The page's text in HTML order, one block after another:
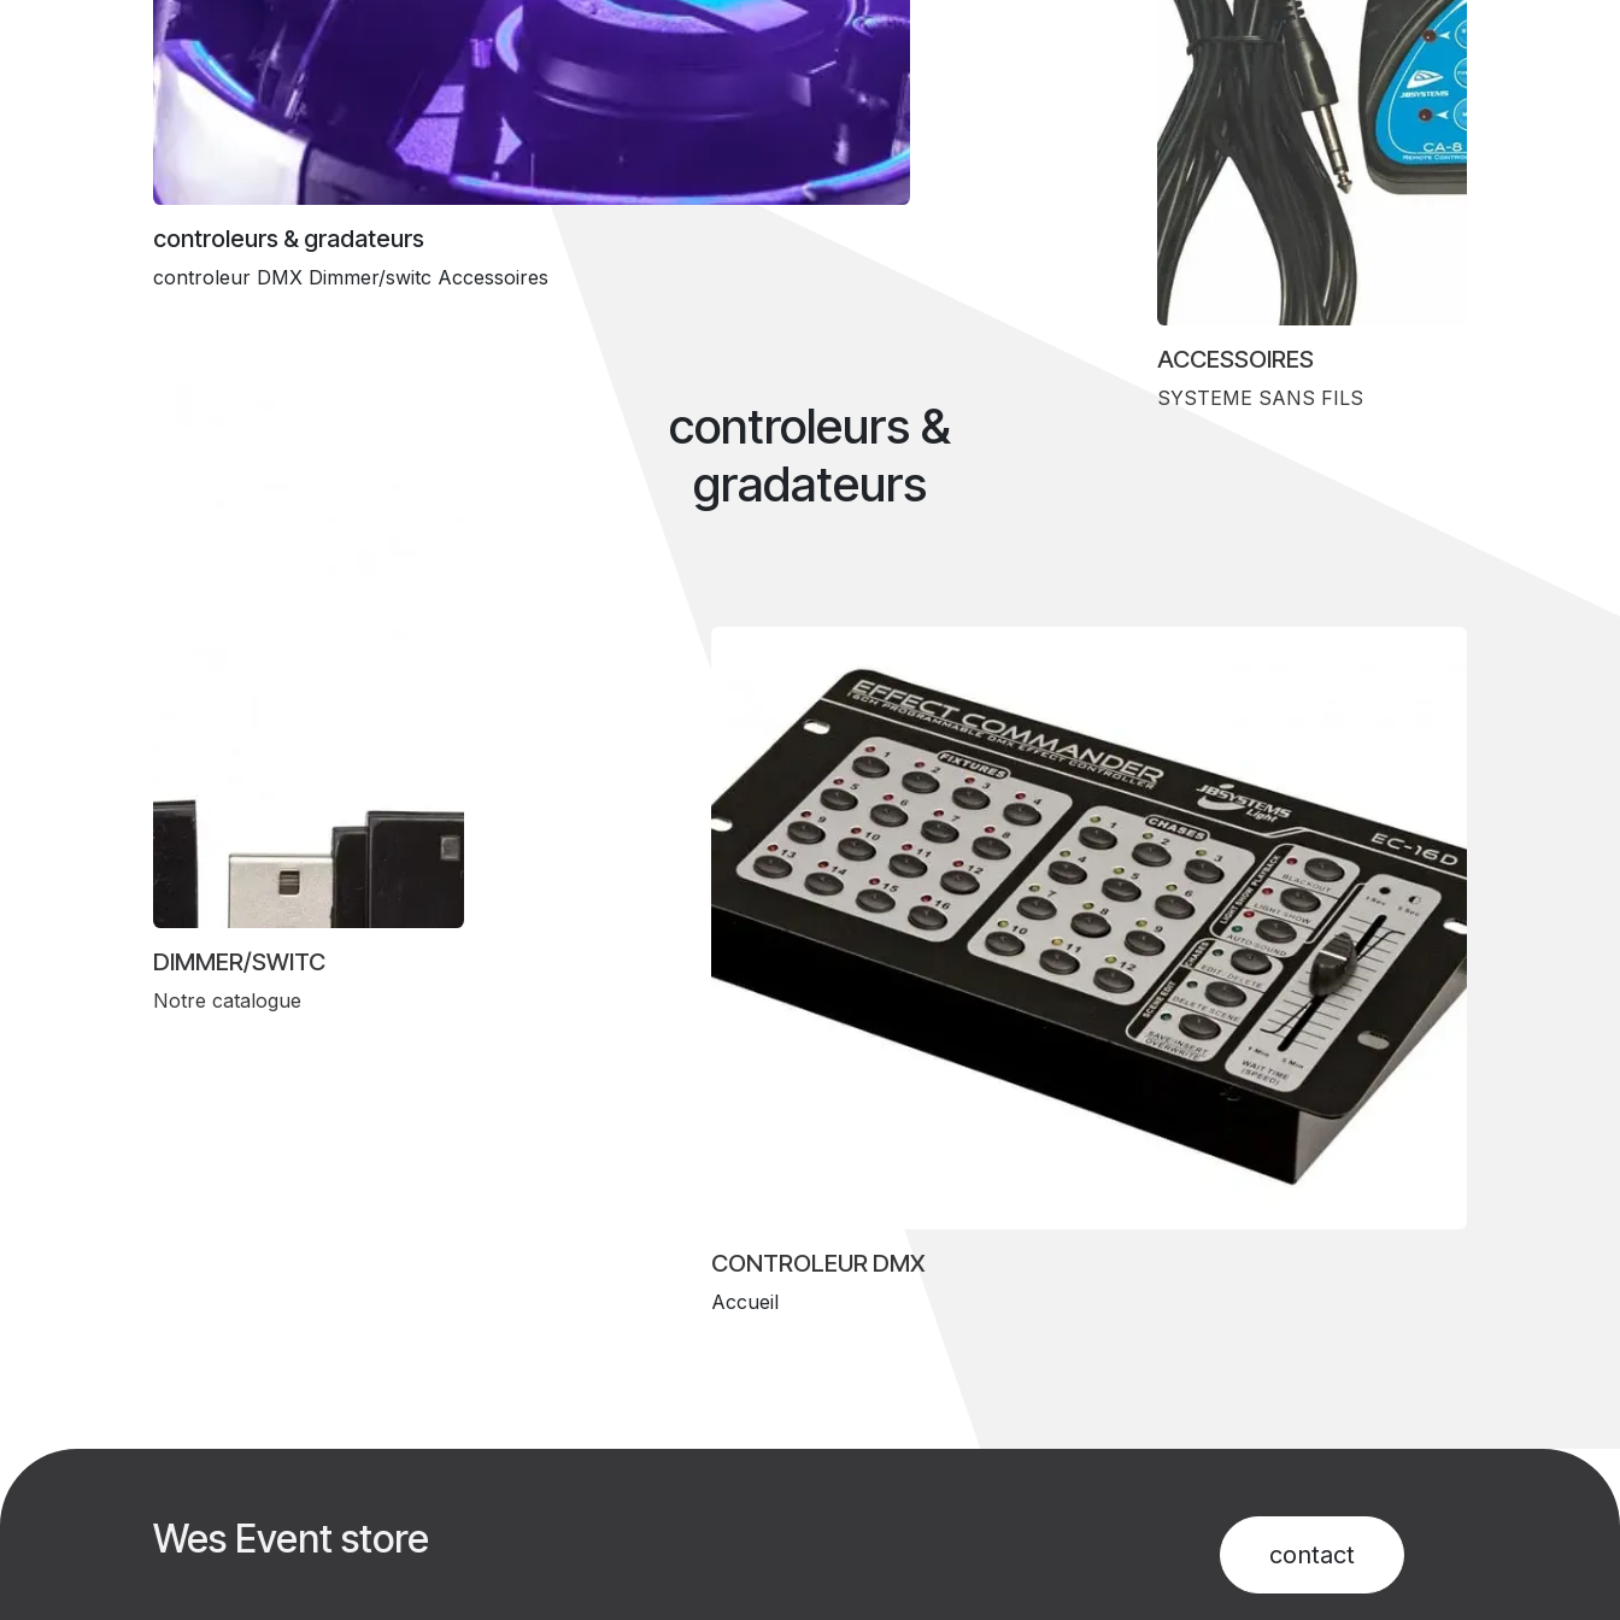
controleurs &
gradateurs
controleurs & gradateurs
controleur DMX Dimmer/switc Accessoires
ACCESSOIRES
SYSTEME SANS FILS
DIMMER/SWITC
Notre catalogue
CONTROLEUR DMX
Accueil
Wes Event store contact​